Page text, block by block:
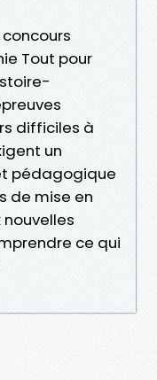
Tout pour
difficiles à
un
pédagogique
de mise en
ce qui